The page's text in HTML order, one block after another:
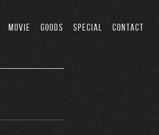
MOVIE GOODS SPECIAL CONTACT